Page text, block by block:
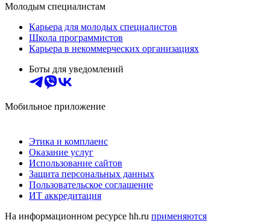
Молодым специалистам
Карьера для молодых специалистов
Школа программистов
Карьера в некоммерческих организациях
Боты для уведомлений
Мобильное приложение
Этика и комплаенс
Оказание услуг
Использование сайтов
Защита персональных данных
Пользовательское соглашение
ИТ аккредитация
На информационном ресурсе hh.ru применяются